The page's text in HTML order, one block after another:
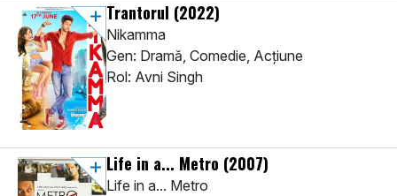
Trantorul (2022)
Nikamma
Gen: Dramă, Comedie, Acţiune
Rol: Avni Singh
Life in a... Metro (2007)
Life in a... Metro